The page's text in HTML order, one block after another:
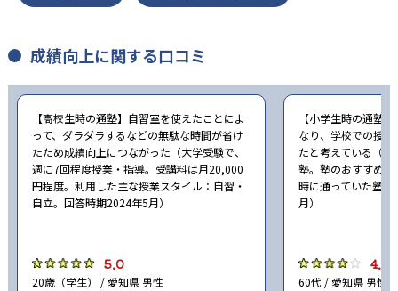
名古屋大学 26 京都大学
大阪大学 7
トより
成績向上に関する口コミ
【高校生時の通塾】自習室を使えたことによ
って、ダラダラするなどの無駄な時間が省け
たため成績向上につながった（大学受験で、
週に7回程度授業・指導。受講料は月20,000
円程度。利用した主な授業スタイル：自習・
自立。回答時期2024年5月）
5.0
20歳（学生） / 愛知県 男性
【小学生時の通塾
なり、学校での授
たと考えている（
塾。塾のおすすめ
時に通っていた塾
月）
4.0
60代 / 愛知県 男性